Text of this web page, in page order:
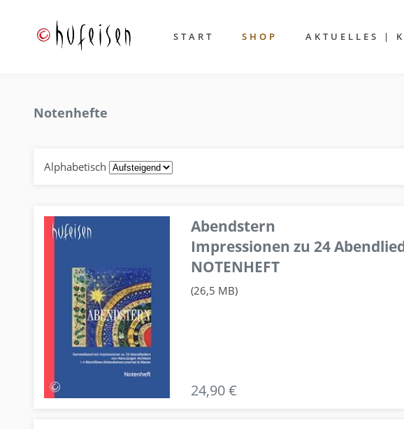
START SHOP AKTUELLES |
Notenhefte
Alphabetisch
Abendstern
Impressionen zu 24
NOTENHEFT
(26,5 MB)
24,90 €